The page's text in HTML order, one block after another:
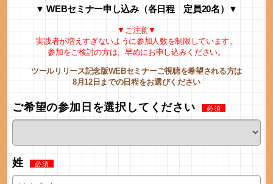
▼ WEBセミナー申し込み（各日程 定員20名）▼
▼ご注意▼
実践者が増えすぎないように参加人数を制限しています。
参加をご検討の方は、早めにお申し込みください。
ツールリリース記念版WEBセミナーご視聴を希望される方は
8月12日までの日程をお選びください
ご希望の参加日を選択してください
姓